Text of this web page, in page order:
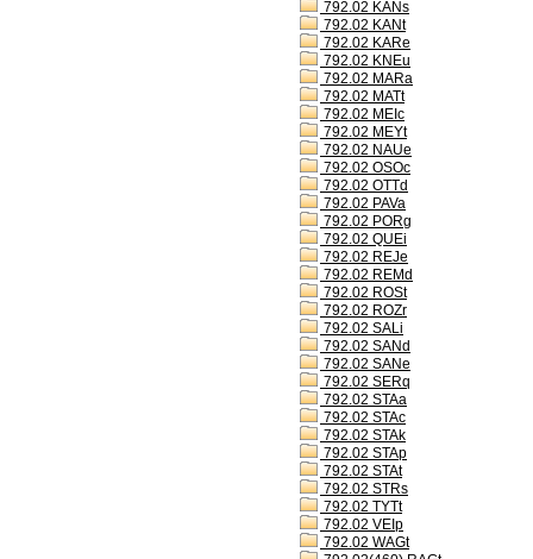
792.02 KANs
792.02 KANt
792.02 KARe
792.02 KNEu
792.02 MARa
792.02 MATt
792.02 MEIc
792.02 MEYt
792.02 NAUe
792.02 OSOc
792.02 OTTd
792.02 PAVa
792.02 PORg
792.02 QUEi
792.02 REJe
792.02 REMd
792.02 ROSt
792.02 ROZr
792.02 SALi
792.02 SANd
792.02 SANe
792.02 SERq
792.02 STAa
792.02 STAc
792.02 STAk
792.02 STAp
792.02 STAt
792.02 STRs
792.02 TYTt
792.02 VEIp
792.02 WAGt